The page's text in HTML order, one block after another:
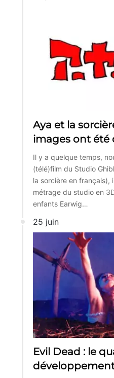
Aya et la
images ont été
Il y a quelque temps,
(télé)film du Studio
la sorcière en français),
métrage du studio en
enfants Earwig…
25 juin
Evil Dead : le